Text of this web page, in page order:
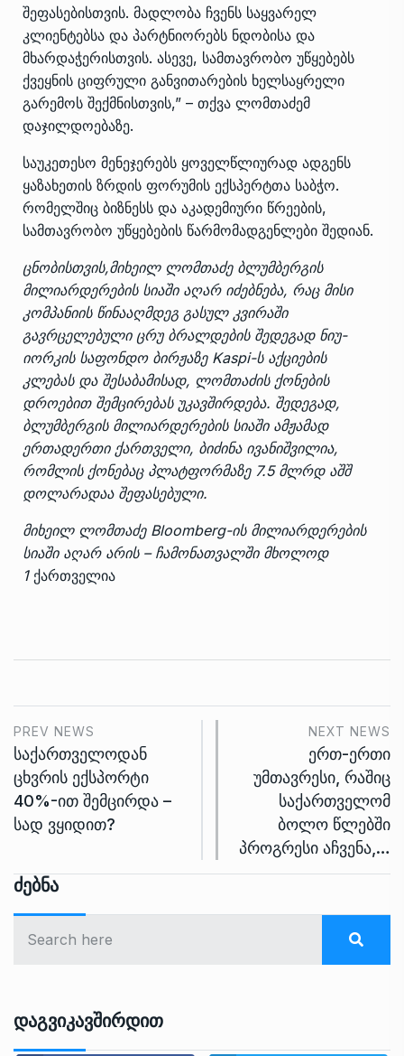
შეფასებისთვის. მადლობა ჩვენს საყვარელ
კლიენტებსა და პარტნიორებს ნდობისა და
მხარდაჭერისთვის. ასევე, სამთავრობო უწყებებს
ქვეყნის ციფრული განვითარების ხელსაყრელი
გარემოს შექმნისთვის,” – თქვა ლომთაძემ
დაჯილდოებაზე.
საუკეთესო მენეჯერებს ყოველწლიურად ადგენს
ყაზახეთის ზრდის ფორუმის ექსპერტთა საბჭო.
რომელშიც ბიზნესს და აკადემიური წრეების,
სამთავრობო უწყებების წარმომადგენლები შედიან.
ცნობისთვის,მიხეილ ლომთაძე ბლუმბერგის
მილიარდერების სიაში აღარ იძებნება, რაც მისი
კომპანიის წინააღმდეგ გასულ კვირაში
გავრცელებული ცრუ ბრალდების შედეგად ნიუ-
იორკის საფონდო ბირჟაზე Kaspi-ს აქციების
კლებას და შესაბამისად, ლომთაძის ქონების
დროებით შემცირებას უკავშირდება. შედეგად,
ბლუმბერგის მილიარდერების სიაში ამჟამად
ერთადერთი ქართველი, ბიძინა ივანიშვილია,
რომლის ქონებაც პლატფორმაზე 7.5 მლრდ აშშ
დოლარადაა შეფასებული.
მიხეილ ლომთაძე Bloomberg-ის მილიარდერების
სიაში აღარ არის – ჩამონათვალში მხოლოდ
1ქართველია
PREV NEWS
საქართველოდან
ცხვრის ექსპორტი
40%-ით შემცირდა –
სად ვყიდით?
NEXT NEWS
ერთ-ერთი
უმთავრესი, რაშიც
საქართველომ
ბოლო წლებში
პროგრესი აჩვენა,…
Ძებნა
Დაგვიკავშირდით